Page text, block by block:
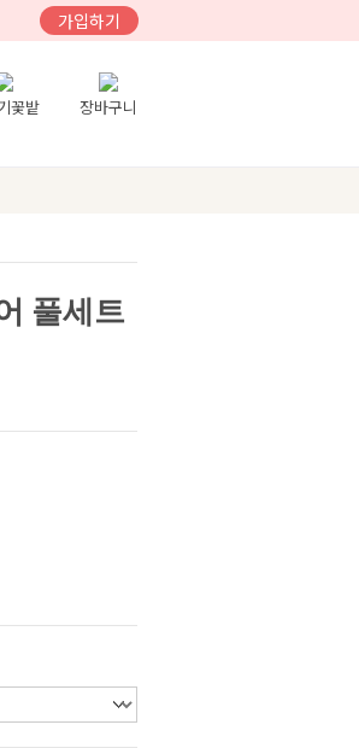
가입하기
꽃밭 장바구니
풀세트